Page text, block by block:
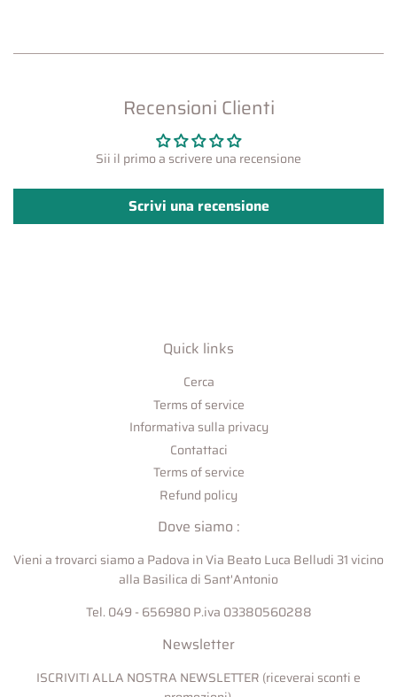
Recensioni Clienti
Sii il primo a scrivere una recensione
Scrivi una recensione
Quick links
Cerca
Terms of service
Informativa sulla privacy
Contattaci
Terms of service
Refund policy
Dove siamo :
Vieni a trovarci siamo a Padova in Via Beato Luca Belludi 31 vicino
alla Basilica di Sant'Antonio
Tel. 049 - 656980 P.iva 03380560288
Newsletter
ISCRIVITI ALLA NOSTRA NEWSLETTER (riceverai sconti e